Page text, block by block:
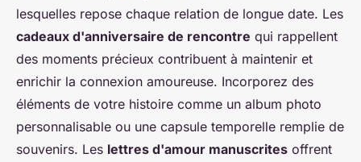
lesquelles repose chaque relation de longue date. Les
cadeaux d'anniversaire de rencontre qui rappellent
des moments précieux contribuent à maintenir et
enrichir la connexion amoureuse. Incorporez des
éléments de votre histoire comme un album photo
personnalisable ou une capsule temporelle remplie de
souvenirs. Les lettres d'amour manuscrites offrent